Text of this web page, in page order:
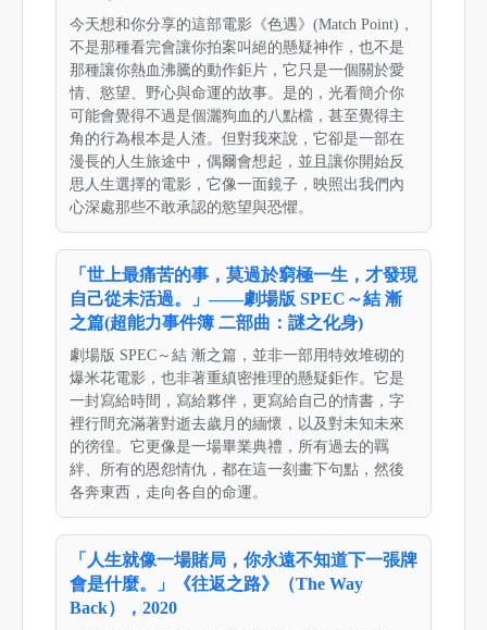
今天想和你分享的這部電影《色遇》(Match Point)，
不是那種看完會讓你拍案叫絕的懸疑神作，也不是
那種讓你熱血沸騰的動作鉅片，它只是一個關於愛
情、慾望、野心與命運的故事。是的，光看簡介你
可能會覺得不過是個灑狗血的八點檔，甚至覺得主
角的行為根本是人渣。但對我來說，它卻是一部在
漫長的人生旅途中，偶爾會想起，並且讓你開始反
思人生選擇的電影，它像一面鏡子，映照出我們內
心深處那些不敢承認的慾望與恐懼。
「世上最痛苦的事，莫過於窮極一生，才發現
自己從未活過。」——劇場版 SPEC～結 漸
之篇(超能力事件簿 二部曲：謎之化身)
劇場版 SPEC～結 漸之篇，並非一部用特效堆砌的
爆米花電影，也非著重縝密推理的懸疑鉅作。它是
一封寫給時間，寫給夥伴，更寫給自己的情書，字
裡行間充滿著對逝去歲月的緬懷，以及對未知未來
的徬徨。它更像是一場畢業典禮，所有過去的羈
絆、所有的恩怨情仇，都在這一刻畫下句點，然後
各奔東西，走向各自的命運。
「人生就像一場賭局，你永遠不知道下一張牌
會是什麼。」《往返之路》（The Way
Back），2020